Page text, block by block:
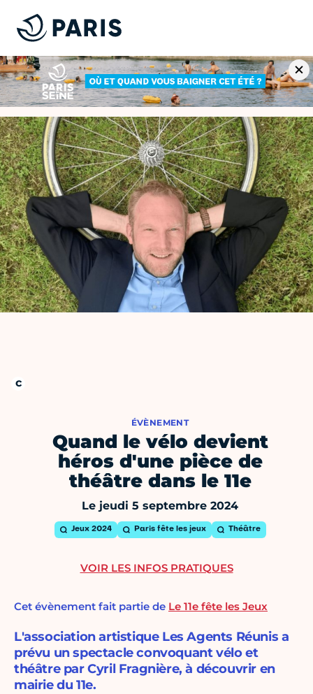
ÉVÈNEMENT
Quand le vélo devient
héros d'une pièce de
théâtre dans le 11e
Le jeudi 5 septembre 2024
Jeux 2024 Paris fête les jeux Théâtre
Cet évènement fait partie de Le 11e fête les Jeux
L'association artistique Les Agents Réunis a
prévu un spectacle convoquant vélo et
théâtre par Cyril Fragnière, à découvrir en
mairie du 11e.
VOIR LES INFOS PRATIQUES